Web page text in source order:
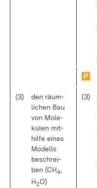
(3)
den räum­
li­chen Bau
von Mo­le­
kü­len mit­
hil­fe ei­nes
Mo­dells
be­schrei­
ben (CH4
H2O)
(3)